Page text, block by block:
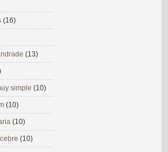
(16)
(13)
simple (10)
(10)
(10)
(10)